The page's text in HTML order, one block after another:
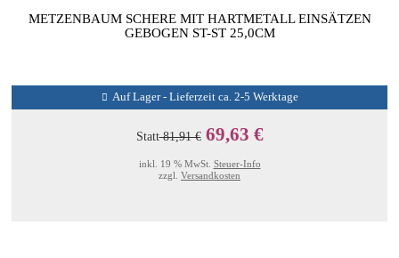
METZENBAUM SCHERE MIT HARTMETALL EINSÄTZEN
GEBOGEN ST-ST 25,0CM
Auf Lager - Lieferzeit ca. 2-5 Werktage
Statt81,91 € 69,63 €
inkl. 19 % MwSt. Steuer-Info
zzgl. Versandkosten